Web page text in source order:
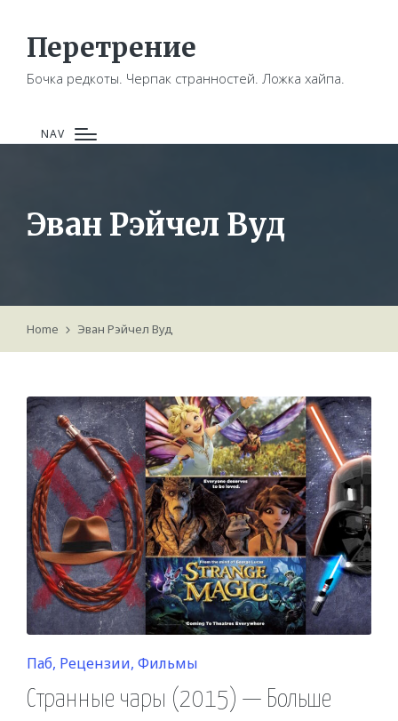
Перетрение
Бочка редкоты. Черпак странностей. Ложка хайпа.
NAV
Эван Рэйчел Вуд
Home Эван Рэйчел Вуд
Posted
in
Паб Рецензии Фильмы
Странные чары (2015) — Больше